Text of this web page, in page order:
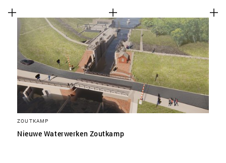
ZOUTKAMP
Nieuwe Waterwerken Zoutkamp